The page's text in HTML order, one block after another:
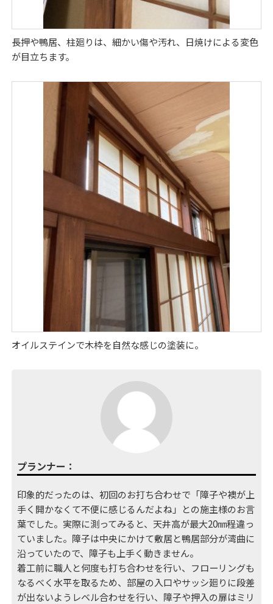
長押や鴨居、柱廻りは、細かい傷や汚れ、日焼けによる変色
が目立ちます。
オイルステインで木枠を自然な感じの塗装に。
プランナー：
印象的だったのは、初回のお打ち合わせで「障子や襖が上
手く開かなくて不便に感じるんだよね」との施主様のお言
葉でした。実際に測ってみると、天井高が最大20㎜程違っ
ていました。障子は中央にかけて敷居と鴨居部分が湾曲に
沿っていたので、障子も上手く動きません。
着工前に職人と何度も打ち合わせを行い、フローリングも
なるべく水平を取るため、部屋の入口やサッシ廻りに段差
が出ないようレベル合わせを行い、障子や押入の扉はミリ